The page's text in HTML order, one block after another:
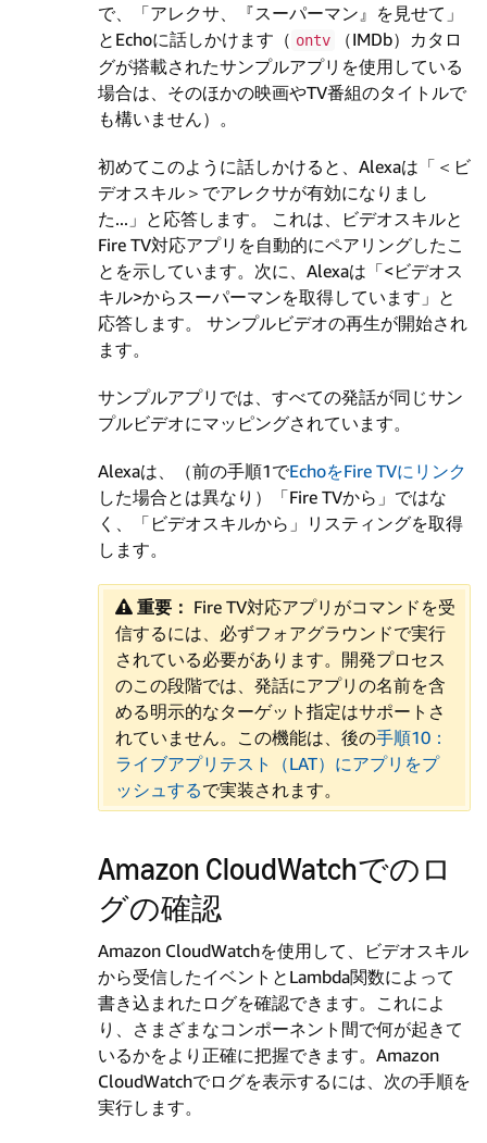
で、「アレクサ、『スーパーマン』を見せて」
とEchoに話しかけます（ ontv
（IMDb）カタロ
グが搭載されたサンプルアプリを使用している
場合は、そのほかの映画やTV番組のタイトルで
も構いません）。
初めてこのように話しかけると、Alexaは「＜ビ
デオスキル＞でアレクサが有効になりまし
た...」と応答します。
これは、ビデオスキルと
Fire TV対応アプリを自動的にペアリングしたこ
とを示しています。次に、Alexaは「<ビデオス
キル>からスーパーマンを取得しています」と
応答します。
サンプルビデオの再生が開始され
ます。
サンプルアプリでは、すべての発話が同じサン
プルビデオにマッピングされています。
Alexaは、（前の手順1でEchoをFire TVにリンク
した場合とは異なり）「Fire TVから」ではな
く、「ビデオスキルから」リスティングを取得
します。
重要： Fire TV対応アプリがコマンドを受
信するには、必ずフォアグラウンドで実行
されている必要があります。開発プロセス
のこの段階では、発話にアプリの名前を含
める明示的なターゲット指定はサポートさ
れていません。この機能は、後の手順10：
ライブアプリテスト（LAT）にアプリをプ
ッシュするで実装されます。
Amazon CloudWatchでのロ
グの確認
Amazon CloudWatchを使用して、ビデオスキル
から受信したイベントとLambda関数によって
書き込まれたログを確認できます。これによ
り、さまざまなコンポーネント間で何が起きて
いるかをより正確に把握できます。Amazon
CloudWatchでログを表示するには、次の手順を
実行します。